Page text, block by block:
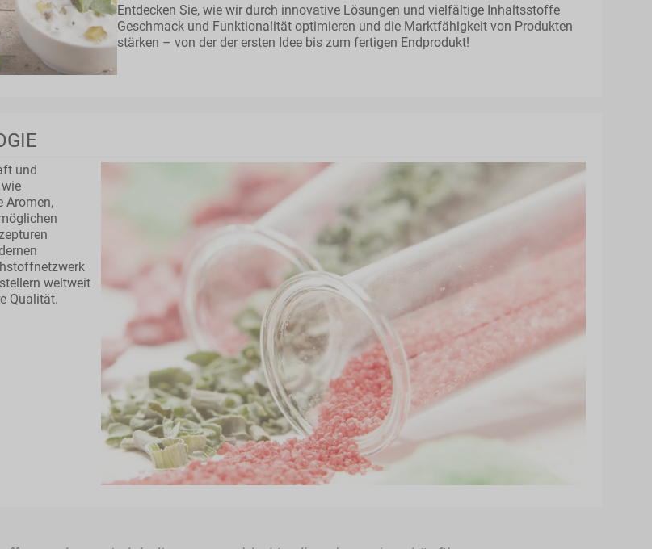
Entdecken Sie, wie wir durch innovative Lösungen und vielfältige Inhaltsstoffe
Geschmack und Funktionalität optimieren und die Marktfähigkeit von Produkten
stärken – von der der ersten Idee bis zum fertigen Endprodukt!
und
Aromen,
weltweit
Qualität.